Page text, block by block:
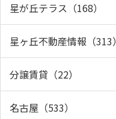
星が丘テラス（168）
星ヶ丘不動産情報（313）
分譲賃貸（22）
名古屋（533）